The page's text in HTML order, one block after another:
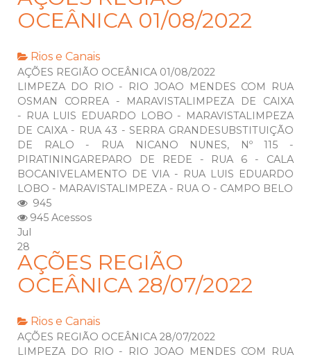
OCEÂNICA 01/08/2022
Rios e Canais
AÇÕES REGIÃO OCEÂNICA 01/08/2022
LIMPEZA DO RIO - RIO JOAO MENDES COM RUA
OSMAN CORREA - MARAVISTALIMPEZA DE CAIXA
- RUA LUIS EDUARDO LOBO - MARAVISTALIMPEZA
DE CAIXA - RUA 43 - SERRA GRANDESUBSTITUIÇÃO
DE RALO - RUA NICANO NUNES, Nº 115 -
PIRATININGAREPARO DE REDE - RUA 6 - CALA
BOCANIVELAMENTO DE VIA - RUA LUIS EDUARDO
LOBO - MARAVISTALIMPEZA - RUA O - CAMPO BELO
945
945 Acessos
Jul
28
AÇÕES REGIÃO
OCEÂNICA 28/07/2022
Rios e Canais
AÇÕES REGIÃO OCEÂNICA 28/07/2022
LIMPEZA DO RIO - RIO JOAO MENDES COM RUA